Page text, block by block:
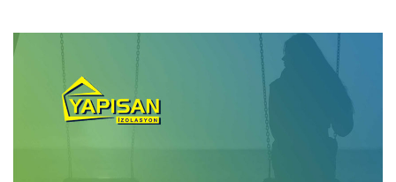
HİZMETLER
BÖLGELER